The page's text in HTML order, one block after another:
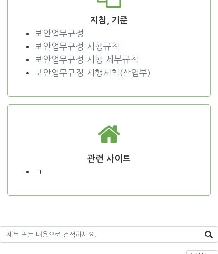
지침, 기준
보안업무규정
보안업무규정 시행규칙
보안업무규정 시행 세부규칙
보안업무규정 시행세칙(산업부)
관련 사이트
ㄱ